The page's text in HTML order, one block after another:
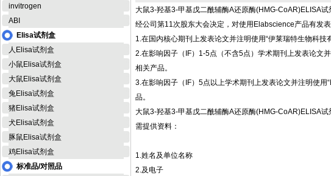
invitrogen
ABI
Elisa试剂盒
人Elisa试剂盒
小鼠Elisa试剂盒
大鼠Elisa试剂盒
兔Elisa试剂盒
猪Elisa试剂盒
犬Elisa试剂盒
豚鼠Elisa试剂盒
鸡Elisa试剂盒
标准品/对照品
大鼠3-羟基3-甲基戊二酰辅酶A还原酶(HMG-CoAR)ELISA试
经公司第11次股东大会决定，对使用Elabscience产品有发
1.在国内核心期刊上发表论文并注明使用“伊莱瑞特生物科
2.在影响因子（IF）1-5点（不含5点）学术期刊上发表论文
相关产品。
3.在影响因子（IF）5点以上学术期刊上发表论文并注明使
品。
大鼠3-羟基3-甲基戊二酰辅酶A还原酶(HMG-CoAR)ELISA试
需提供资料：
1.姓名及单位名称
2.及电子